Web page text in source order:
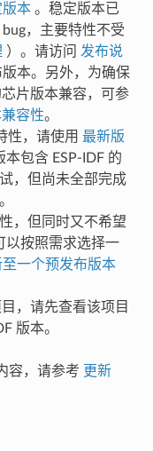
本。稳定版本已
，主要特性不受
）。请访问 发布说
本。另外，为确保
片版本兼容，可参
容性。
性，请使用 最新版
本包含 ESP-IDF 的
，但尚未全部完成
，但同时又不希望
以按照需求选择一
至一个预发布版本
，请先查看该项目
版本。
容，请参考 更新